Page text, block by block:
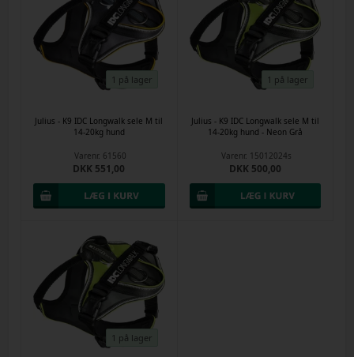
1 på lager
Julius - K9 IDC Longwalk sele M til
14-20kg hund
Varenr. 61560
DKK 551,00
1 på lager
Julius - K9 IDC Longwalk sele M til
14-20kg hund - Neon Grå
Varenr. 15012024s
DKK 500,00
1 på lager